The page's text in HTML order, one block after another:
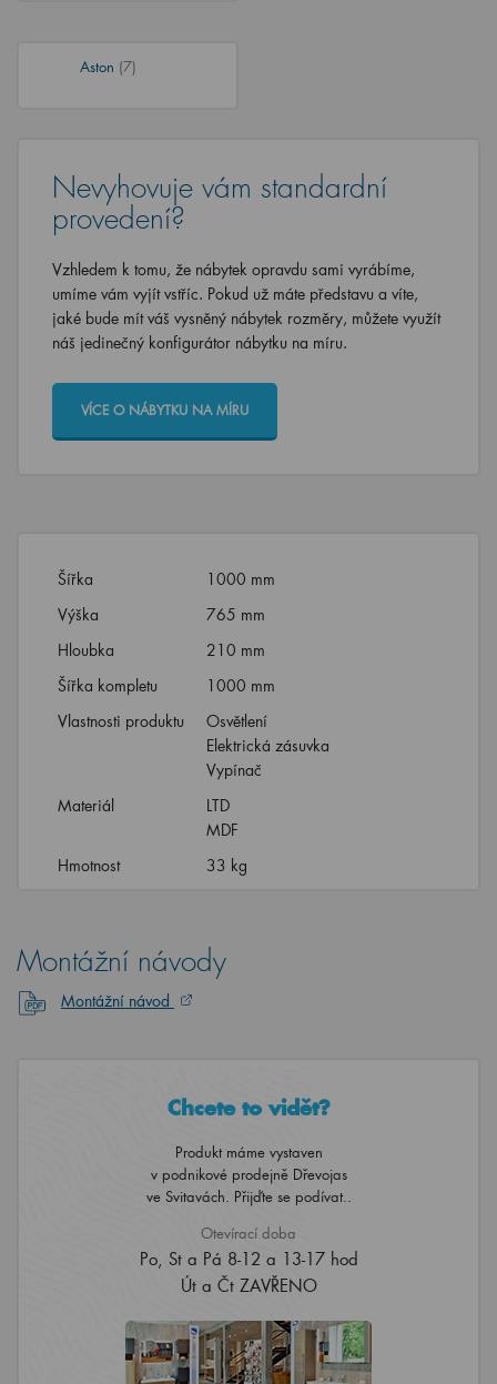
Aston (7)
Nevyhovuje vám standardní
provedení?
Vzhledem k tomu, že nábytek opravdu sami vyrábíme,
umíme vám vyjít vstříc. Pokud už máte představu a víte,
jaké bude mít váš vysněný nábytek rozměry, můžete využít
náš jedinečný konfigurátor nábytku na míru.
VÍCE O NÁBYTKU NA MÍRU
Šířka
1000 mm
Výška
765 mm
Hloubka
210 mm
Šířka kompletu
1000 mm
Vlastnosti produktu
Osvětlení
Elektrická zásuvka
Vypínač
Materiál
LTD
MDF
Hmotnost
33 kg
Montážní návody
Montážní návod
Chcete to vidět?
Produkt máme vystaven
v podnikové prodejně Dřevojas
ve Svitavách. Přijďte se podívat..
Otevírací doba
Po, St a Pá 8-12 a 13-17 hod
Út a Čt ZAVŘENO